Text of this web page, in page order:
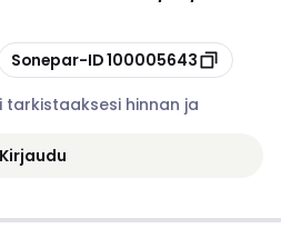
Sonepar-ID100005643
tarkistaaksesi hinnan ja
Kirjaudu